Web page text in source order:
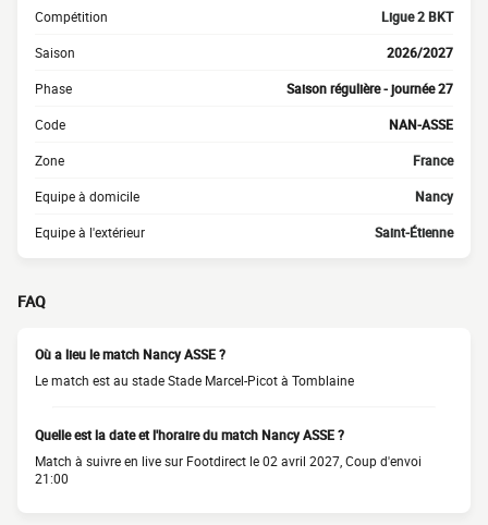
Compétition Ligue 2 BKT
Saison 2026/2027
Phase Saison régulière - journée 27
Code NAN-ASSE
Zone France
Equipe à domicile Nancy
Equipe à l'extérieur Saint-Étienne
FAQ
Où a lieu le match Nancy ASSE ?
Le match est au stade Stade Marcel-Picot à Tomblaine
Quelle est la date et l'horaire du match Nancy ASSE ?
Match à suivre en live sur Footdirect le 02 avril 2027, Coup d'envoi
21:00